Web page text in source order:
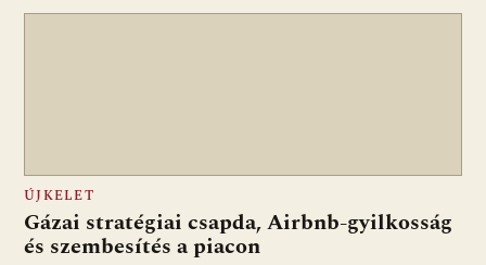
ÚJKELET
Gázai stratégiai csapda, Airbnb-gyilkosság
és szembesítés a piacon